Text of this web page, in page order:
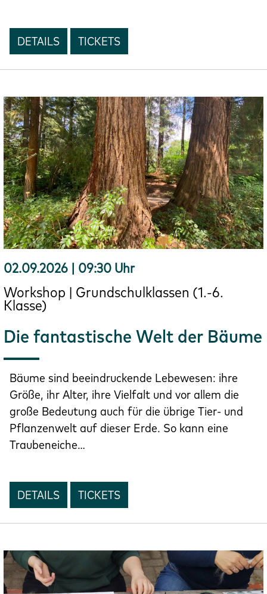
DETAILS TICKETS
02.09.2026 | 09:30 Uhr
Workshop | Grundschulklassen (1.-6.
Klasse)
Die fantastische Welt der Bäume
Bäume sind beeindruckende Lebewesen: ihre
Größe, ihr Alter, ihre Vielfalt und vor allem die
große Bedeutung auch für die übrige Tier- und
Pflanzenwelt auf dieser Erde. So kann eine
Traubeneiche…
DETAILS TICKETS